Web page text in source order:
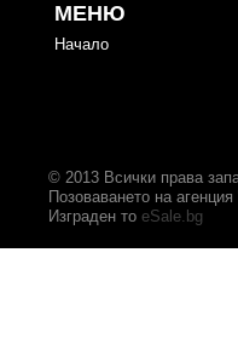
МЕНЮ
Начало
© 2013 Всички права
Позоваването на
Изграден то eSale.bg